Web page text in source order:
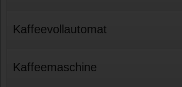
Kaffeevollautomat
Kaffeemaschine